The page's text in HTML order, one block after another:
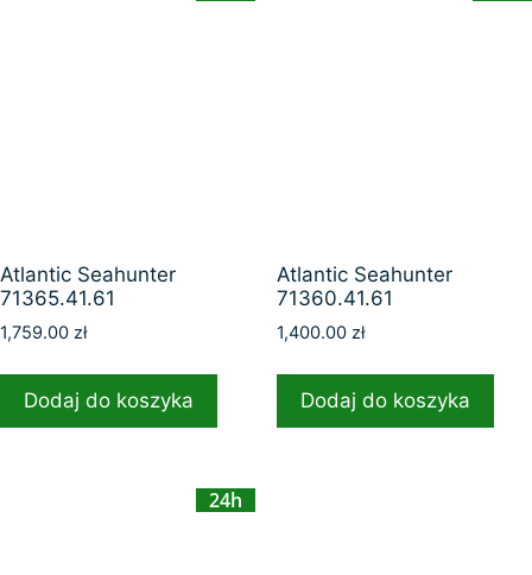
Atlantic Seahunter
71365.41.61
1,759.00 zł
Dodaj do koszyka
Atlantic Seahunter
71360.41.61
1,400.00 zł
Dodaj do koszyka
24h